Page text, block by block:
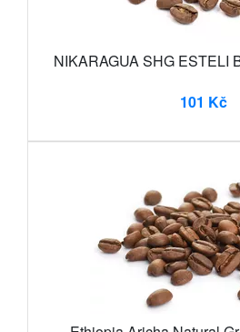
NIKARAGUA SHG ESTELI
101 Kč